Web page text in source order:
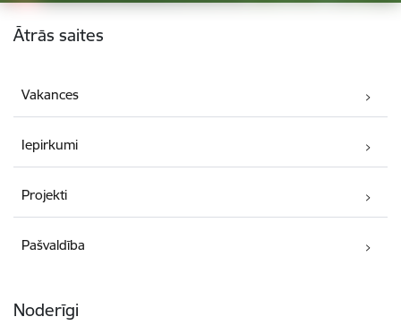
Kājene
Ātrās saites
Vakances
Iepirkumi
Projekti
Pašvaldība
Noderīgi